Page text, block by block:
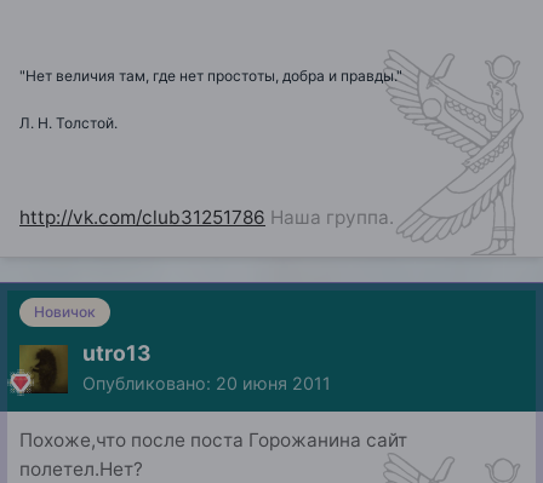
"Нет величия там, где нет простоты, добра и правды."
Л. Н. Толстой.
http://vk.com/club31251786 Наша группа.
Новичок
utro13
Опубликовано: 20 июня 2011
Похоже,что после поста Горожанина сайт
полетел.Нет?